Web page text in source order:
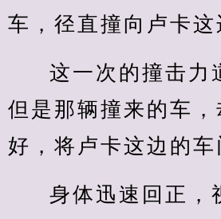
车，径直撞向卢卡这
这一次的撞击力
但是那辆撞来的车
好，将卢卡这边的车
身体迅速回正，